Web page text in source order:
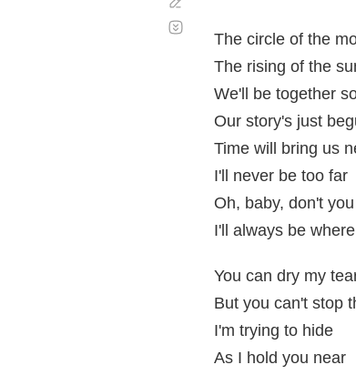
The circle of the
The rising of the
We'll be together
Our story's just
Time will bring us
I'll never be too far
Oh, baby, don't
I'll always be
You can dry my
But you can't stop
I'm trying to hide
As I hold you near
automático